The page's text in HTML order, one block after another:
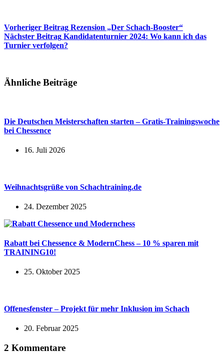
Vorheriger Beitrag Rezension „Der Schach-Booster“
Nächster Beitrag Kandidatenturnier 2024: Wo kann ich das
Turnier verfolgen?
Ähnliche Beiträge
Die Deutschen Meisterschaften starten – Gratis-Trainingswoche
bei Chessence
16. Juli 2026
Weihnachtsgrüße von Schachtraining.de
24. Dezember 2025
Rabatt bei Chessence & ModernChess – 10 % sparen mit
TRAINING10!
25. Oktober 2025
Offenesfenster – Projekt für mehr Inklusion im Schach
20. Februar 2025
2 Kommentare